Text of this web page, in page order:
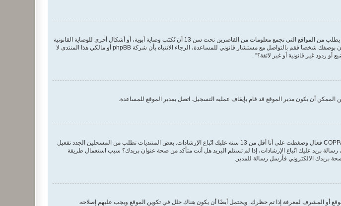
COPPA، أو قانون حماية خصوصية الأطفال على الويب هو قانون في الولايات المتحدة الأمريكية صدر في عام 1998 يطلب من المواقع التي تجمع معلومات من القاصرين تحت سن 13 أن تُكتَب وصاية أبوية، أو أشكال أخرى للوصاية القانونية
بأن يسمحوا بجمع معلومات خاصة معرفة من القاصر تحت سن 13. إذا كنت غير متأكد إذا كان ينطبق عليك هذا القانون بوصفك شخصا فقم بالتواصل مع مستشار قانوني للمساعدة، الرجاء الانتباه بأن شركة phpBB أو مالكي هذا المنتدى لا
ردود غير قانونية أو غير لائقة؟“ .
أن يكون مدير الموقع قد قام بإيقاف عمليه التسجيل. اتصل بمدير الموقع للمساعدة.
أولًا تأكد من إدخالك اسم المستخدم وكلمة المرور الصحيحين. إن كانتا صحيحتين فقد حدث أحد أمرين. إذا كان دعم COPPA فعال وضغطت على أنا أقل من 13 سنة عليك اتّباع الإرشادات. بعض المنتديات تطلب من المسجلين الجدد تفعيل
بريد عليك اتّباع الإرشادات، إذا لم تستلم البريد هل أنت متأكد من صحة عنوان بريدك؟ سبب استعمال طريقة
بريدك الالكتروني فأرسل رسالة للمدير.
أو المشرف لمعرفة إذا تم حظرك. ويحتمل أيضًا أن يكون هناك خلل في تكوين الموقع ويجب عليهم إصلاحه.